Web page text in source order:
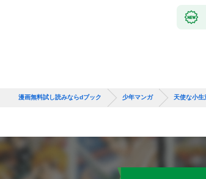
漫画無料試し読みならdブック 少年マンガ 天使な小生